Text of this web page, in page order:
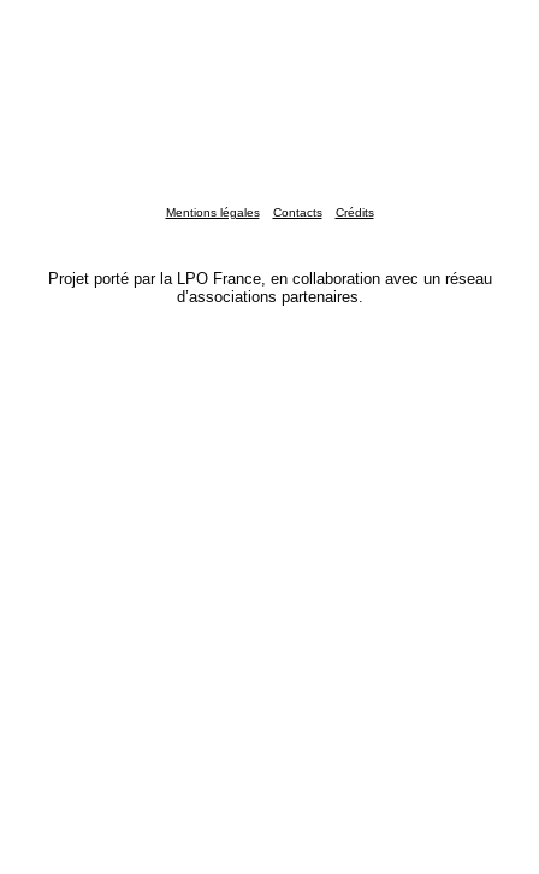
Mentions légales Contacts Crédits
Projet porté par la LPO France, en collaboration avec un réseau
d’associations partenaires.